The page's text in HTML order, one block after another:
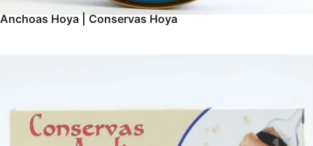
Anchoas Hoya | Conservas Hoya